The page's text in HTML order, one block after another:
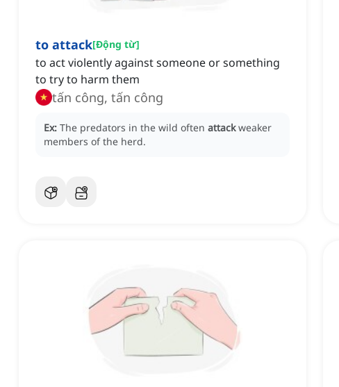
to attack[Động từ]
to act violently against someone or something
to try to harm them
tấn công, tấn công
Ex: The predators in the wild often attack weaker
members of the herd.